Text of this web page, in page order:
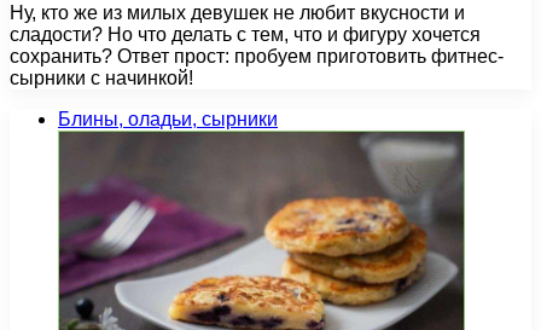
Ну, кто же из милых девушек не любит вкусности и
сладости? Но что делать с тем, что и фигуру хочется
сохранить? Ответ прост: пробуем приготовить фитнес-
сырники с начинкой!
Блины, оладьи, сырники